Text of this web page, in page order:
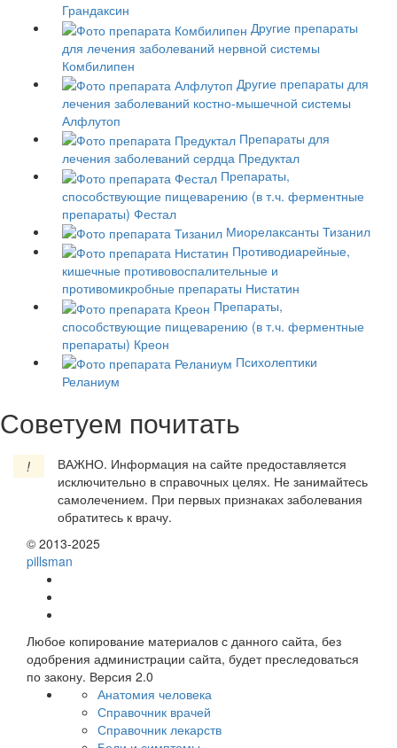
Грандаксин
Другие препараты
для лечения заболеваний нервной системы
Комбилипен
Другие препараты для
лечения заболеваний костно-мышечной системы
Алфлутоп
Препараты для
лечения заболеваний сердца Предуктал
Препараты,
способствующие пищеварению (в т.ч. ферментные
препараты) Фестал
Миорелаксанты Тизанил
Противодиарейные,
кишечные противовоспалительные и
противомикробные препараты Нистатин
Препараты,
способствующие пищеварению (в т.ч. ферментные
препараты) Креон
Психолептики
Реланиум
Советуем почитать
! ВАЖНО. Информация на сайте предоставляется
исключительно в справочных целях. Не занимайтесь
самолечением. При первых признаках заболевания
обратитесь к врачу.
© 2013-2025
pillsman
Любое копирование материалов с данного сайта, без
одобрения администрации сайта, будет преследоваться
по закону. Версия 2.0
Анатомия человека
Справочник врачей
Справочник лекарств